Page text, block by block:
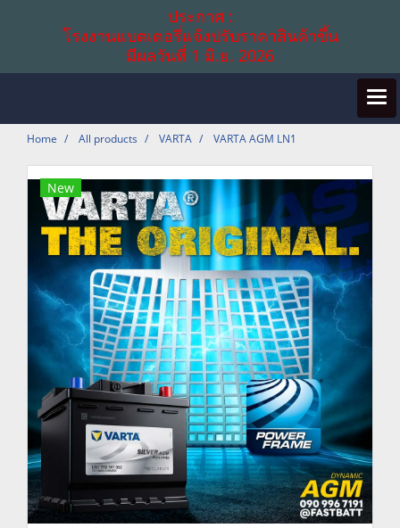
ประกาศ :
โรงงานแบตเตอรี่แจ้งปรับราคาสินค้าขึ้น
มีผลวันที่ 1 มิ.ย. 2026
Home All products VARTA VARTA AGM LN1
New